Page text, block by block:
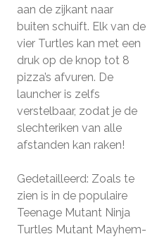
aan de zijkant naar
buiten schuift. Elk van de
vier Turtles kan met een
druk op de knop tot 8
pizza’s afvuren. De
launcher is zelfs
verstelbaar, zodat je de
slechteriken van alle
afstanden kan raken!
Gedetailleerd: Zoals te
zien is in de populaire
Teenage Mutant Ninja
Turtles Mutant Mayhem-